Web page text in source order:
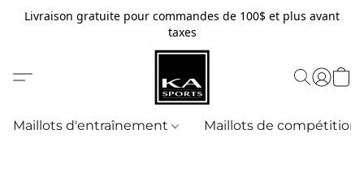
Livraison gratuite pour commandes de 100$ et plus avant
taxes
Maillots d'entraînement Maillots de compétition